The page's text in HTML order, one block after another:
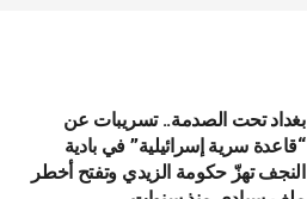
بغداد تحت الصدمة.. تسريبات عن
“قاعدة سرية إسرائيلية” في بادية
النجف تهزّ حكومة الزيدي وتفتح أخطر